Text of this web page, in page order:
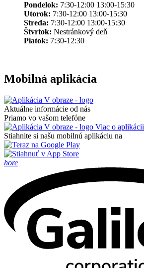
Pondelok: 7:30-12:00 13:00-15:30
Utorok: 7:30-12:00 13:00-15:30
Streda: 7:30-12:00 13:00-15:30
Štvrtok: Nestránkový deň
Piatok: 7:30-12:30
Mobilná aplikácia
Aktuálne informácie od nás
Priamo vo vašom telefóne
Viac o aplikácii
Stiahnite si našu mobilnú aplikáciu na
hore